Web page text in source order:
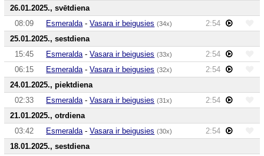
26.01.2025., svētdiena
08:09
Esmeralda -Vasara ir beigusies (34x)
2:54
25.01.2025., sestdiena
15:45
Esmeralda -Vasara ir beigusies (33x)
2:54
06:15
Esmeralda -Vasara ir beigusies (32x)
2:54
24.01.2025., piektdiena
02:33
Esmeralda -Vasara ir beigusies (31x)
2:54
21.01.2025., otrdiena
03:42
Esmeralda -Vasara ir beigusies (30x)
2:54
18.01.2025., sestdiena